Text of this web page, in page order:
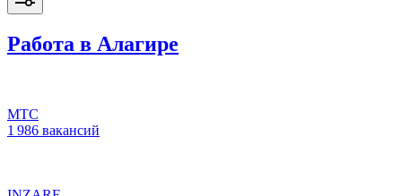
Работа в Алагире
МТС
1 986 вакансий